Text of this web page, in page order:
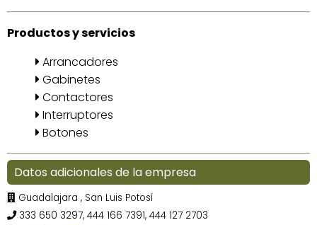
Productos y servicios
Arrancadores
Gabinetes
Contactores
Interruptores
Botones
Datos adicionales de la empresa
Guadalajara , San Luis Potosí
333 650 3297, 444 166 7391, 444 127 2703